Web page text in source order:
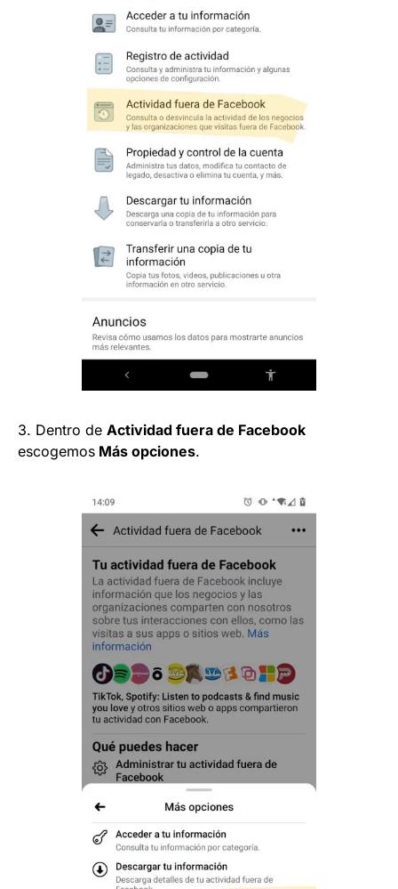
3. Dentro de Actividad fuera de Facebook
escogemos Más opciones.